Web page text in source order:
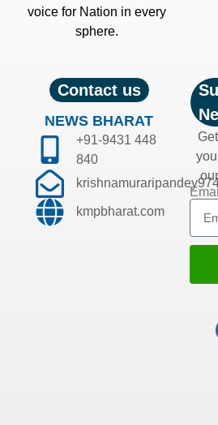
voice for Nation in every
sphere.
Contact us
NEWS BHARAT
+91-9431 448
840
kmpbharat.com